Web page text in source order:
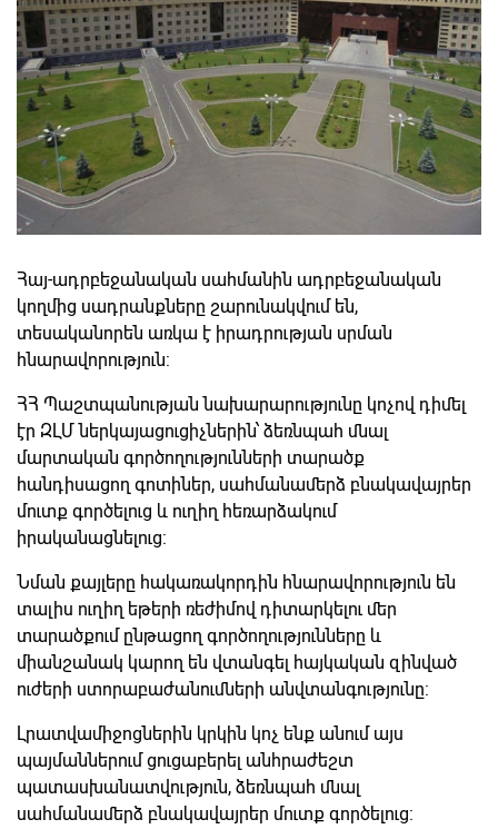
Հայ-ադրբեջանական սահմանին ադրբեջանական
կողմից սադրանքները շարունակվում են,
տեսականորեն առկա է իրադրության սրման
հնարավորություն:
ՀՀ Պաշտպանության նախարարությունը կոչով դիմել
էր ԶԼՄ ներկայացուցիչներին՝ ձեռնպահ մնալ
մարտական գործողությունների տարածք
հանդիսացող գոտիներ, սահմանամերձ բնակավայրեր
մուտք գործելուց և ուղիղ հեռարձակում
իրականացնելուց:
Նման քայլերը հակառակորդին հնարավորություն են
տալիս ուղիղ եթերի ռեժիմով դիտարկելու մեր
տարածքում ընթացող գործողությունները և
միանշանակ կարող են վտանգել հայկական զինված
ուժերի ստորաբաժանումների անվտանգությունը:
Լրատվամիջոցներին կրկին կոչ ենք անում այս
պայմաններում ցուցաբերել անհրաժեշտ
պատասխանատվություն, ձեռնպահ մնալ
սահմանամերձ բնակավայրեր մուտք գործելուց: